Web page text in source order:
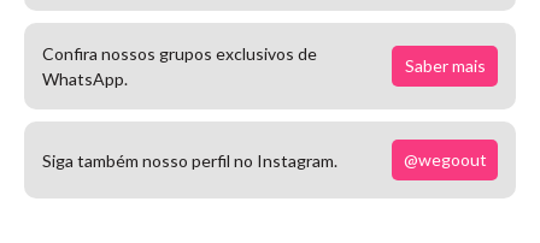
Confira nossos grupos exclusivos de
WhatsApp.
Saber mais
Siga também nosso perfil no Instagram. @wegoout